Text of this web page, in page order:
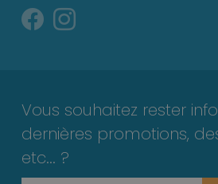
Vous souhaitez rester
dernières promotions,
etc... ?